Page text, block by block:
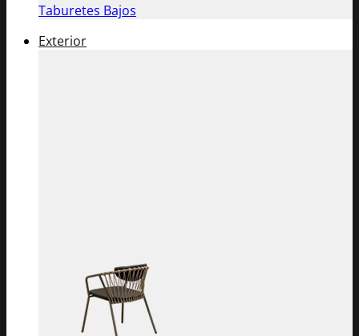
Taburetes Bajos
Exterior